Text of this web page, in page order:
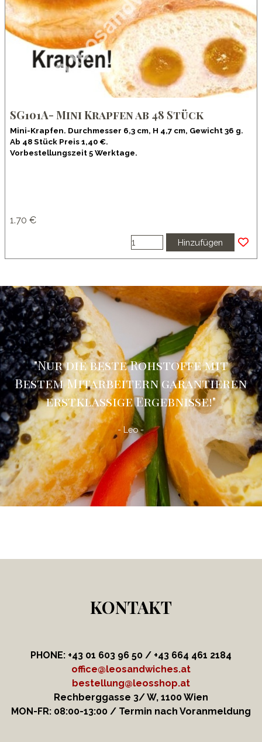
SG101A- Mini Krapfen ab 48 Stück
Mini-Krapfen. Durchmesser 6,3 cm, H 4,7 cm, Gewicht 36 g.
Ab 48 Stück Preis 1,40 €.
Vorbestellungszeit 5 Werktage.
1.70 €
Hinzufügen
"Nur die beste Rohstoffe mit
Bestem Mitarbeitern garantieren
erstklassige Ergebnisse!"
- Leo -
KONTAKT
PHONE: +43 01 603 96 50 / +43 664 461 2184
office@leosandwiches.at
bestellung@leosshop.at
Rechberggasse 3/ W, 1100 Wien
MON-FR: 08:00-13:00 / Termin nach Voranmeldung